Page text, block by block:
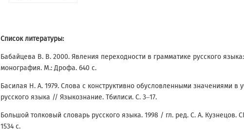
Список литературы:
Бабайцева В. В. 2000. Явления переходности в грамматике русского языка:
монография. М.: Дрофа. 640 с.
Басилая Н. А. 1979. Слова с конструктивно обусловленными значениями в
русского языка // Языкознание. Тбилиси. С. 3–17.
Большой толковый словарь русского языка. 1998 / гл. ред. С. А. Кузнецов.
1534 с.